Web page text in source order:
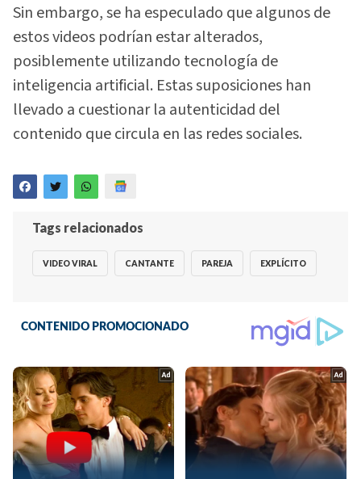
Sin embargo, se ha especulado que algunos de
estos videos podrían estar alterados,
posiblemente utilizando tecnología de
inteligencia artificial. Estas suposiciones han
llevado a cuestionar la autenticidad del
contenido que circula en las redes sociales.
Tags relacionados
VIDEO VIRAL CANTANTE PAREJA EXPLÍCITO